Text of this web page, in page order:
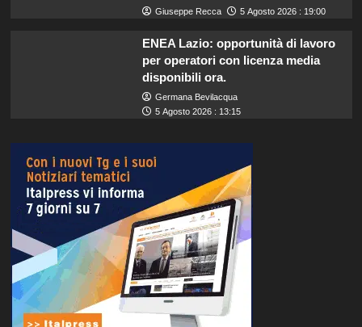
Giuseppe Recca 5 Agosto 2026 : 19:00
ENEA Lazio: opportunità di lavoro
per operatori con licenza media
disponibili ora.
Germana Bevilacqua
5 Agosto 2026 : 13:15